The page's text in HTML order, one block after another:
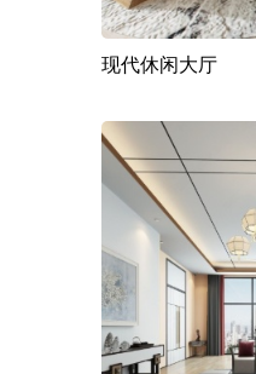
现代休闲大厅